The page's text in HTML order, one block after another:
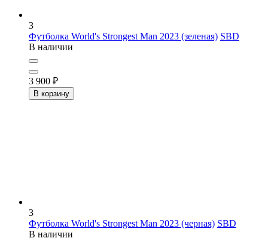
3
Футболка World's Strongest Man 2023 (зеленая) SBD
В наличии
3 900 ₽
В корзину
3
Футболка World's Strongest Man 2023 (черная) SBD
В наличии